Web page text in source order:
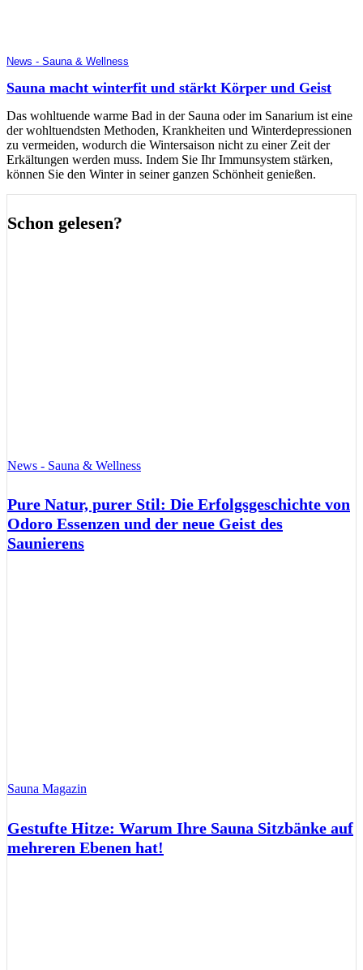
News - Sauna & Wellness
Sauna macht winterfit und stärkt Körper und Geist
Das wohltuende warme Bad in der Sauna oder im Sanarium ist eine
der wohltuendsten Methoden, Krankheiten und Winterdepressionen
zu vermeiden, wodurch die Wintersaison nicht zu einer Zeit der
Erkältungen werden muss. Indem Sie Ihr Immunsystem stärken,
können Sie den Winter in seiner ganzen Schönheit genießen.
Schon gelesen?
News - Sauna & Wellness
Pure Natur, purer Stil: Die Erfolgsgeschichte von
Odoro Essenzen und der neue Geist des
Saunierens
Sauna Magazin
Gestufte Hitze: Warum Ihre Sauna Sitzbänke auf
mehreren Ebenen hat!